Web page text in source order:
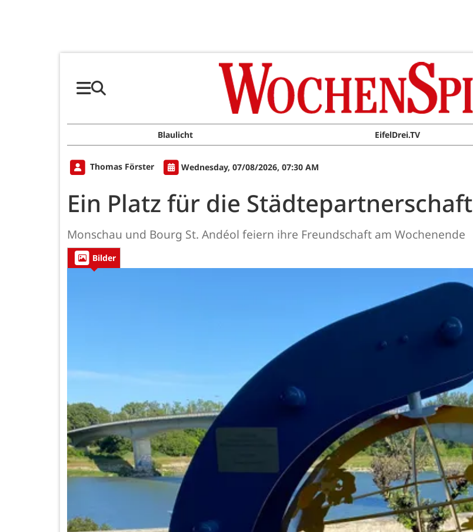
Blaulicht EifelDrei.TV
Thomas Förster Wednesday, 07/08/2026, 07:30 AM
Ein Platz für die Städtepartnerschaft
Monschau und Bourg St. Andéol feiern ihre Freundschaft am Wochenende
Bilder